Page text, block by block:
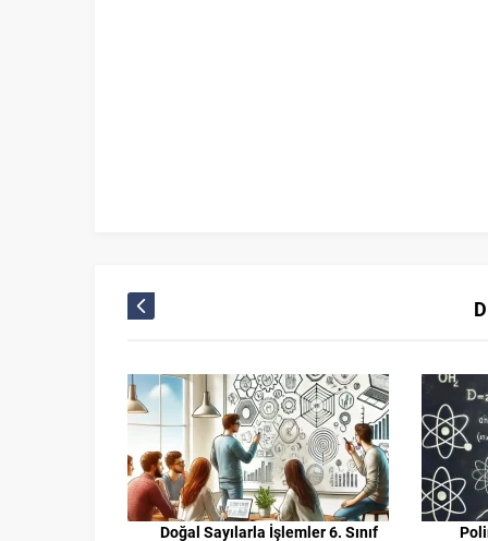
Doğal Sayılarla İşlemler 6. Sınıf